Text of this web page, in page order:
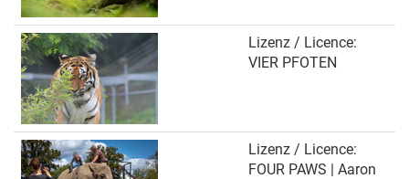
Lizenz / Licence:
VIER PFOTEN
Lizenz / Licence:
FOUR PAWS | Aaron